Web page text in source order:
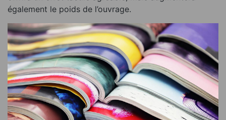
également le poids de l’ouvrage.